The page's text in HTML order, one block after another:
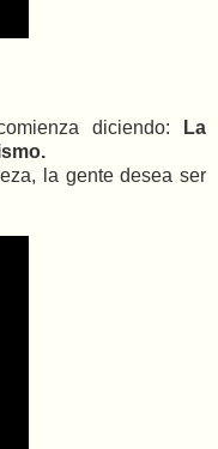
diciendo:
La
la gente desea ser